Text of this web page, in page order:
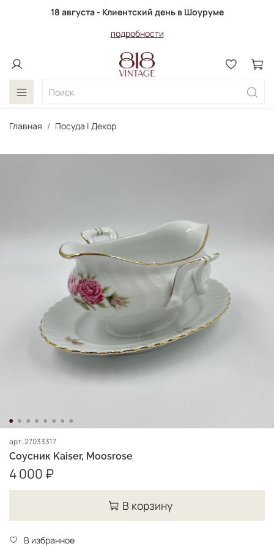
18 августа - Клиентский день в Шоуруме
подробности
Главная Посуда | Декор
арт.27033317
Соусник Kaiser, Moosrose
4 000 ₽
В корзину
В избранное